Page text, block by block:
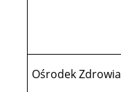
Ośrodek Zdrowia